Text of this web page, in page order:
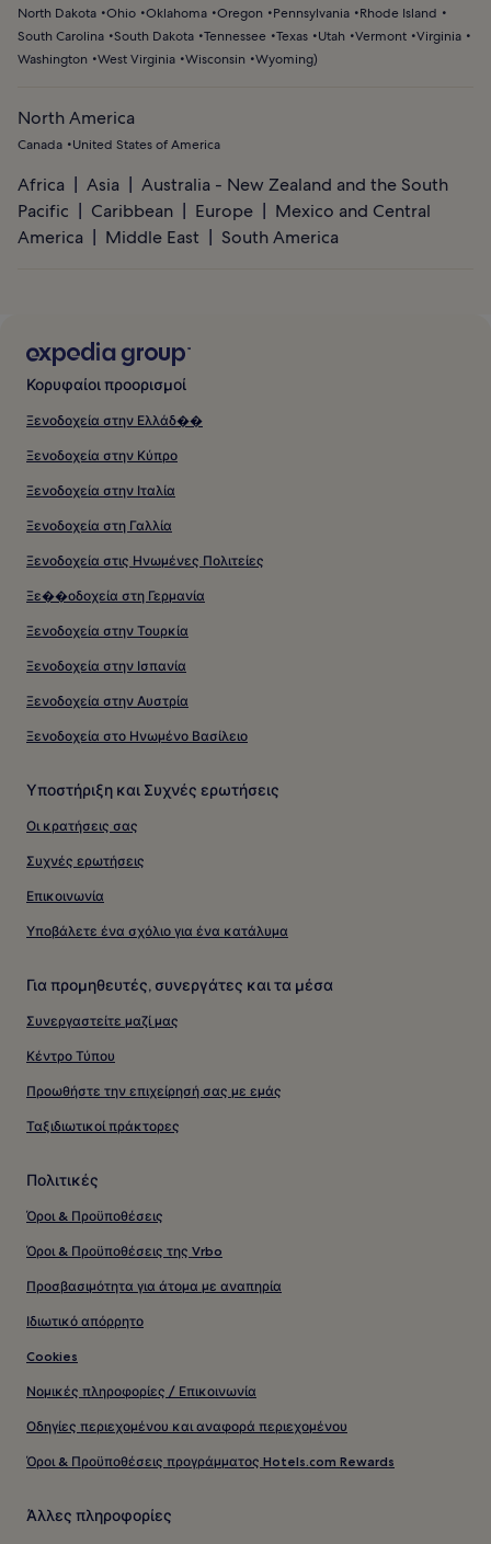
North Dakota Ohio Oklahoma Oregon Pennsylvania
Rhode Island
South Carolina South Dakota Tennessee Texas Utah Vermont Virginia
Washington
West Virginia Wisconsin Wyoming)
North America
Canada United States of America
Africa Asia
Australia - New Zealand and the South
Pacific
Caribbean Europe
Mexico and Central
America
Middle East South America
Κορυφαίοι προορισμοί
Ξενοδοχεία στην Ελλάδ��
Ξενοδοχεία στην Κύπρο
Ξενοδοχεία στην Ιταλία
Ξενοδοχεία στη Γαλλία
Ξενοδοχεία στις Ηνωμένες Πολιτείες
Ξε��οδοχεία στη Γερμανία
Ξενοδοχεία στην Τουρκία
Ξενοδοχεία στην Ισπανία
Ξενοδοχεία στην Αυστρία
Ξενοδοχεία στο Ηνωμένο Βασίλειο
Υποστήριξη και Συχνές ερωτήσεις
Οι κρατήσεις σας
Συχνές ερωτήσεις
Επικοινωνία
Υποβάλετε ένα σχόλιο για ένα κατάλυμα
Για προμηθευτές, συνεργάτες και τα μέσα
Συνεργαστείτε μαζί μας
Κέντρο Τύπου
Προωθήστε την επιχείρησή σας με εμάς
Ταξιδιωτικοί πράκτορες
Πολιτικές
Όροι & Προϋποθέσεις
Όροι & Προϋποθέσεις της Vrbo
Προσβασιμότητα για άτομα με αναπηρία
Ιδιωτικό απόρρητο
Cookies
Νομικές πληροφορίες / Επικοινωνία
Οδηγίες περιεχομένου και αναφορά περιεχομένου
Όροι & Προϋποθέσεις προγράμματος Hotels.com Rewards
Άλλες πληροφορίες